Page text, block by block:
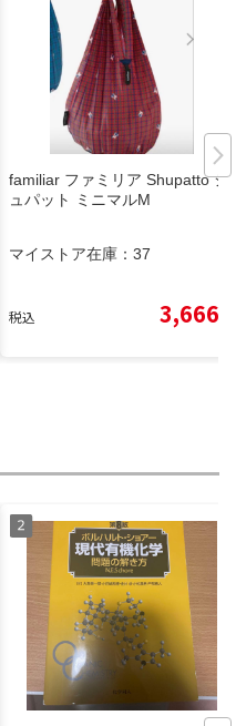
familiar ファミリア Shupatto シ
ュパット ミニマルM
マイストア在庫： 37
税込 3,666